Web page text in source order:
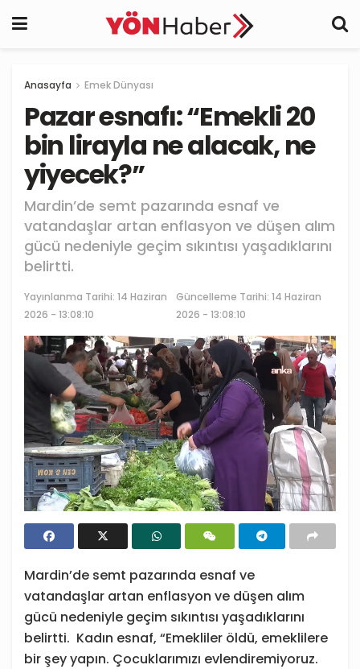
Anasayfa Emek Dünyası
Pazar esnafı: “Emekli 20
bin lirayla ne alacak, ne
yiyecek?”
Mardin’de semt pazarında esnaf ve
vatandaşlar artan enflasyon ve düşen alım
gücü nedeniyle geçim sıkıntısı yaşadıklarını
belirtti.
Yayınlanma Tarihi: 14 Haziran
2026 - 13:08:10
Güncelleme Tarihi: 14 Haziran
2026 - 13:08:10
Mardin’de semt pazarında esnaf ve
vatandaşlar artan enflasyon ve düşen alım
gücü nedeniyle geçim sıkıntısı yaşadıklarını
belirtti. Kadın esnaf, “Emekliler öldü, emeklilere
bir şey yapın. Çocuklarımızı evlendiremiyoruz.